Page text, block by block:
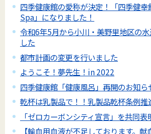
四季健康館の愛称が決定！「四季健
Spa」になりました！
令和6年5月から小川・美野里地区の
した
都市計画の変更を行いました
ようこそ！夢先生！in 2022
四季健康館「健康風呂」再開のお知ら
乾杯は乳製品で！！乳製品乾杯条例推
「ゼロカーボンシティ宣言」を共同表
【輸血用血液が不足しております。